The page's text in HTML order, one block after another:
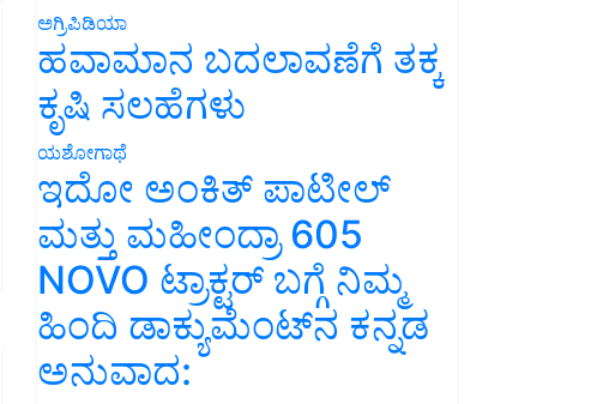
ಅಗ್ರಿಪಿಡಿಯಾ
ಹವಾಮಾನ ಬದಲಾವಣೆಗೆ ತಕ್ಕ
ಕೃಷಿ ಸಲಹೆಗಳು
ಯಶೋಗಾಥೆ
ಇದೋ ಅಂಕಿತ್ ಪಾಟೀಲ್
ಮತ್ತು ಮಹೀಂದ್ರಾ 605
NOVO ಟ್ರಾಕ್ಟರ್ ಬಗ್ಗೆ ನಿಮ್ಮ
ಹಿಂದಿ ಡಾಕ್ಯುಮೆಂಟ್‌ನ ಕನ್ನಡ
ಅನುವಾದ: